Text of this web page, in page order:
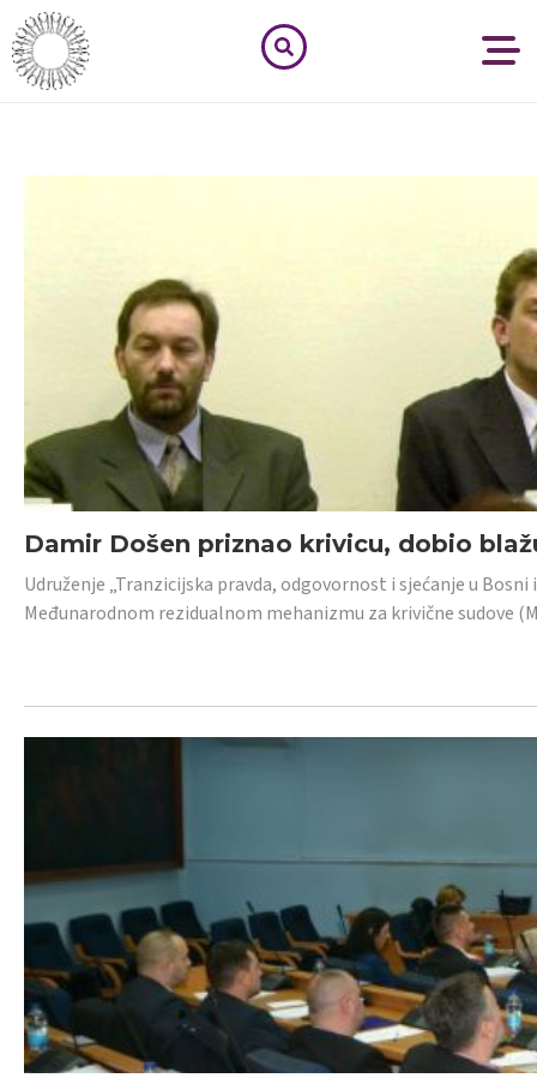
Damir Došen priznao krivicu, dobio
Udruženje „Tranzicijska pravda, odgovornost i sjećanje u
Međunarodnom rezidualnom mehanizmu za krivične sudove